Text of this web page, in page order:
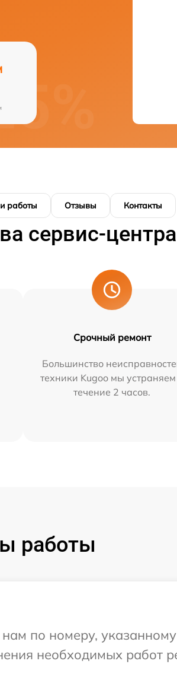
работы Отзывы Контакты
сервис-центра
Срочный ремонт
Большинство
техники Kugoo мы устраняем
течение 2 часов.
работы
по номеру,
необходимых работ